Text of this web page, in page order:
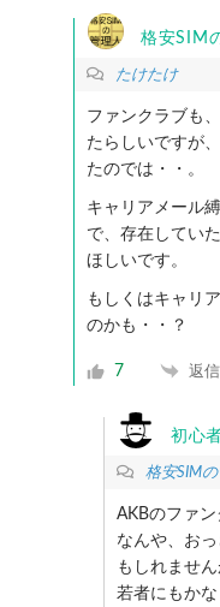
格安SIM
たけたけ
ファンクラブも
たらしいですが
たのでは・・。
キャリアメール
で、存在してい
ほしいです。
もしくはキャリ
のかも・・？
7 返
初心
格安SIM
AKBのファン
なんや、お
もしれませ
若者にもか